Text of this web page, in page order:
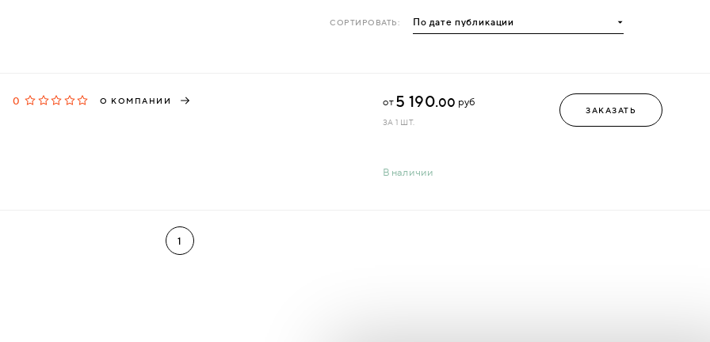
СОРТИРОВАТЬ:
0 О КОМПАНИИ
В наличии
от5 190.00 руб
ЗА 1 ШТ.
ЗАКАЗАТЬ
1